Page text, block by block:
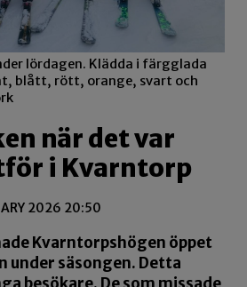
lördagen. Klädda i färgglada
blått, rött, orange, svart och
när det var
i Kvarntorp
2026 20:50
Kvarntorpshögen öppet
under säsongen. Detta